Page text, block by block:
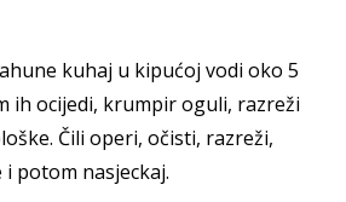
kuhaj u kipućoj vodi oko 5
ih ocijedi, krumpir oguli, razreži
Čili operi, očisti, razreži,
potom nasjeckaj.